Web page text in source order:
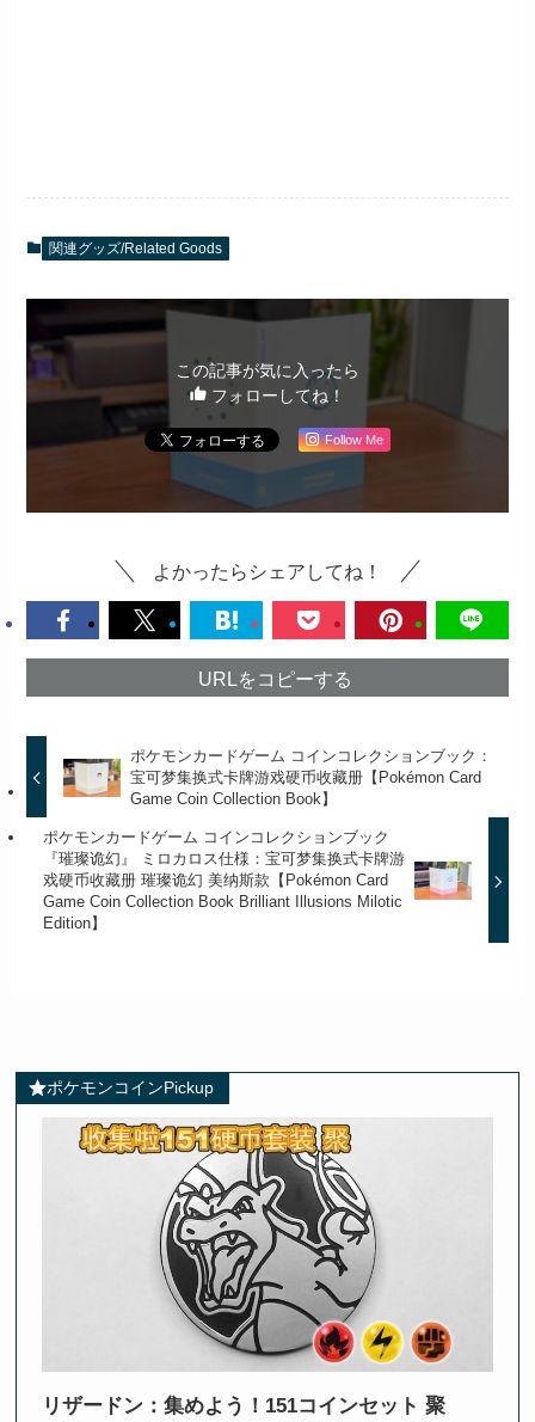
関連グッズ/Related Goods
この記事が気に入ったら
フォローしてね！
Follow Me
よかったらシェアしてね！
URLをコピーする
ポケモンカードゲーム コインコレクションブック：
宝可梦集换式卡牌游戏硬币收藏册【Pokémon Card
Game Coin Collection Book】
ポケモンカードゲーム コインコレクションブック
『璀璨诡幻』 ミロカロス仕様：宝可梦集换式卡牌游
戏硬币收藏册 璀璨诡幻 美纳斯款【Pokémon Card
Game Coin Collection Book Brilliant Illusions Milotic
Edition】
ポケモンコインPickup
リザードン：集めよう！151コインセット 聚